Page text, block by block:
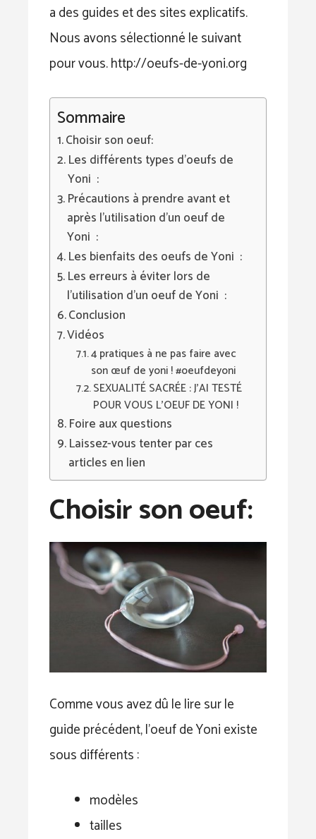
a des guides et des sites explicatifs.
Nous avons sélectionné le suivant
pour vous. http://oeufs-de-yoni.org
Sommaire
Choisir son oeuf:
Les différents types d’oeufs de
Yoni :
Précautions à prendre avant et
après l’utilisation d’un oeuf de
Yoni :
Les bienfaits des oeufs de Yoni :
Les erreurs à éviter lors de
l’utilisation d’un oeuf de Yoni :
Conclusion
Vidéos
4 pratiques à ne pas faire avec
son œuf de yoni ! #oeufdeyoni
SEXUALITÉ SACRÉE : J'AI TESTÉ
POUR VOUS L'OEUF DE YONI !
Foire aux questions
Laissez-vous tenter par ces
articles en lien
Choisir son oeuf:
Comme vous avez dû le lire sur le
guide précédent, l’oeuf de Yoni existe
sous différents :
modèles
tailles